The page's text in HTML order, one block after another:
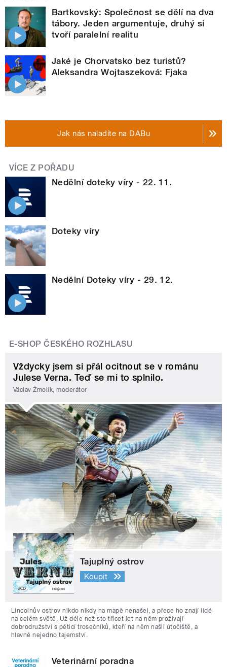
Bartkovský: Společnost se dělí na dva
tábory. Jeden argumentuje, druhý si
tvoří paralelní realitu
Jaké je Chorvatsko bez turistů?
Aleksandra Wojtaszeková: Fjaka
Jak nás naladíte na DABu
VÍCE Z POŘADU
Nedělní doteky víry - 22. 11.
Doteky víry
Nedělní Doteky víry - 29. 12.
E-SHOP ČESKÉHO ROZHLASU
Vždycky jsem si přál ocitnout se v románu
Julese Verna. Teď se mi to splnilo.
Václav Žmolík, moderátor
Tajuplný ostrov
Koupit
Lincolnův ostrov nikdo nikdy na mapě nenašel, a přece ho znají lidé
na celém světě. Už déle než sto třicet let na něm prožívají
dobrodružství s pěticí trosečníků, kteří na něm našli útočiště, a
hlavně nejedno tajemství.
Veterinární poradna